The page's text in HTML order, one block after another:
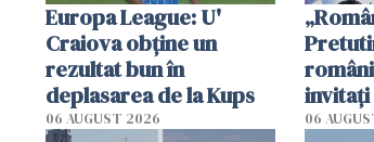
Europa League: U'
Craiova obține un
rezultat bun în
deplasarea de la Kups
06 AUGUST 2026
invitați
06